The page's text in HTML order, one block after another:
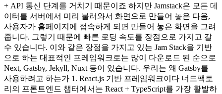
+ API 통신 단계를 거치기 때문이죠 하지만 Jamstack은 모든 데
이터를 서버에서 미리 불러와서 화면으로 만들어 놓은 다음,
사용자가 홈페이지에 접속하게 되면 만들어 놓은 화면을 그려
줍니다. 그렇기 때문에 빠른 로딩 속도를 장점으로 가지고 갈
수 있습니다. 이와 같은 장점을 가지고 있는 Jam Stack을 기반
으로 하는 대표적인 프레임워크로는 많이 다운로드 된 순으로
Next, Gatsby, Jekyll, Nuxt 등이 있습니다. 우리는 왜 Gatsby를
사용하려고 하는가 1. React.js 기반 프레임워크이다 너드팩토
리의 프론트엔드 챕터에서는 React + TypeScript를 가장 활발하